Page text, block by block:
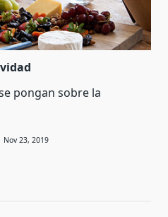
pongan sobre la
Nov 23, 2019